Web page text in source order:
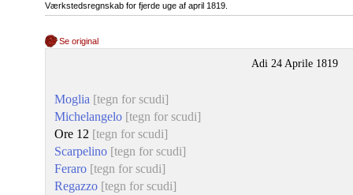
Værkstedsregnskab for fjerde uge af april 1819.
Se original
Adi 24 Aprile 1819
Moglia [tegn for scudi]
Michelangelo [tegn for scudi]
Ore 12 [tegn for scudi]
Scarpelino [tegn for scudi]
Feraro [tegn for scudi]
Regazzo [tegn for scudi]